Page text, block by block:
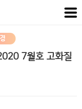
7월호 고화질